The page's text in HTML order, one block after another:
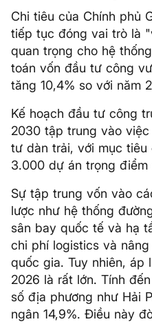
Chi tiêu của Chính phủ
tiếp tục đóng vai trò là
quan trọng cho hệ
toán vốn đầu tư công
tăng 10,4% so với năm
Kế hoạch đầu tư công
2030 tập trung vào
tư dàn trải, với mục
3.000 dự án trọng điểm
Sự tập trung vốn vào
lược như hệ thống
sân bay quốc tế và hạ
chi phí logistics và
quốc gia. Tuy nhiên, áp
2026 là rất lớn. Tính
số địa phương như Hải
ngân 14,9%. Điều này